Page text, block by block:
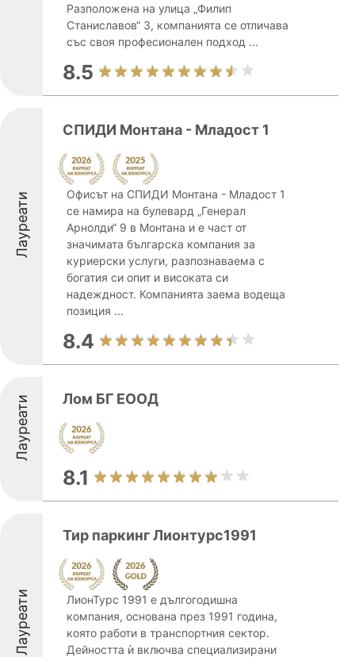
Разположена на улица „Филип
Станиславов“ 3, компанията се отличава
със своя професионален подход ...
8.5
Лауреати
СПИДИ Монтана - Младост 1
Офисът на СПИДИ Монтана - Младост 1
се намира на булевард „Генерал
Арнолди“ 9 в Монтана и е част от
значимата българска компания за
куриерски услуги, разпознаваема с
богатия си опит и високата си
надеждност. Компанията заема водеща
позиция ...
8.4
Лауреати Лом БГ ЕООД
8.1
Лауреати
Тир паркинг Лионтурс1991
ЛионТурс 1991 е дългогодишна
компания, основана през 1991 година,
която работи в транспортния сектор.
Дейността ѝ включва специализирани